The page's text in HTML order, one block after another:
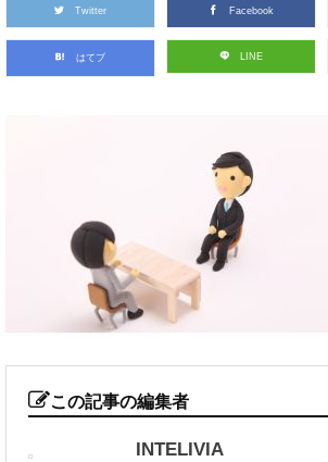
Twitter Facebook
はてブ LINE
この記事の編集者
INTELIVIA